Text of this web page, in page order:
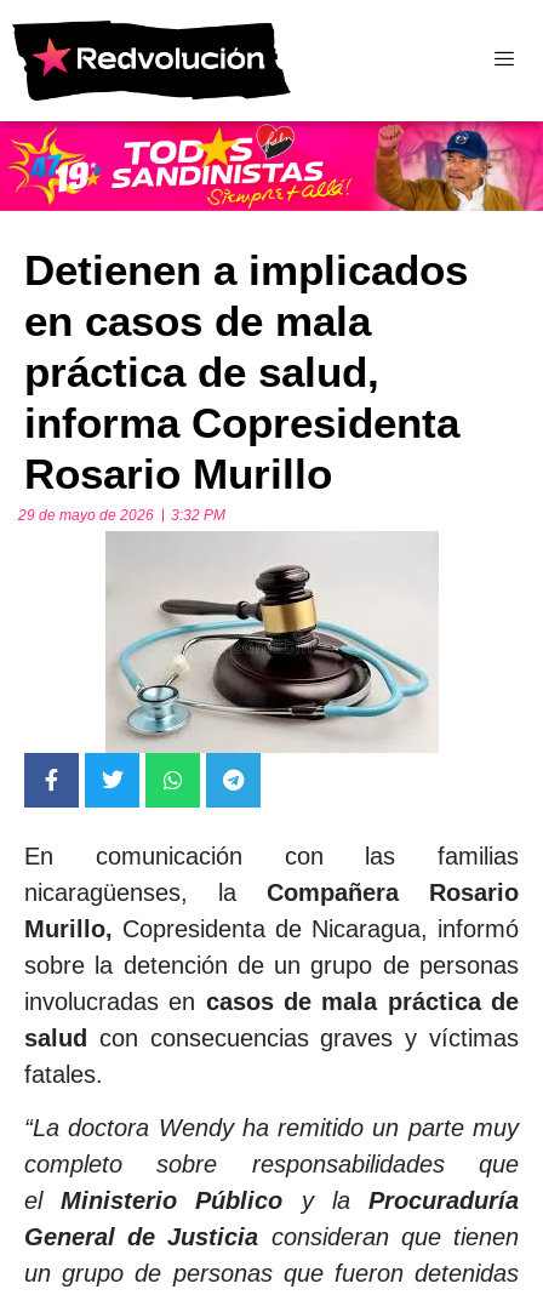
Detienen a implicados
en casos de mala
práctica de salud,
informa Copresidenta
Rosario Murillo
29 de mayo de 2026 3:32 PM
En comunicación con las familias
nicaragüenses, la Compañera Rosario
Murillo, Copresidenta de Nicaragua, informó
sobre la detención de un grupo de personas
involucradas en casos de mala práctica de
salud con consecuencias graves y víctimas
fatales.
“La doctora Wendy ha remitido un parte muy
completo sobre responsabilidades que
elMinisterio Público y laProcuraduría
General de Justicia consideran que tienen
un grupo de personas que fueron detenidas